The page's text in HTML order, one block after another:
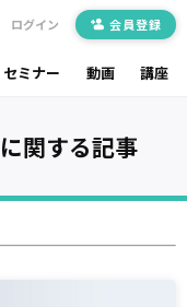
セミナー 動画 講座
ログイン 会員登録
に関する記事